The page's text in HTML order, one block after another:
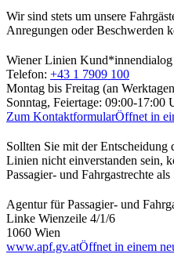
Wir sind stets um unsere
Anregungen oder Beschwerden
Wiener Linien Kund*innendialog
Telefon: +43 1 7909 100
Montag bis Freitag (an
Sonntag, Feiertage: 09:00-17:00
Zum KontaktformularÖffnet in
Sollten Sie mit der
Linien nicht einverstanden sein,
Passagier- und Fahrgastrechte
Agentur für Passagier- und
Linke Wienzeile 4/1/6
1060 Wien
www.apf.gv.atÖffnet in einem